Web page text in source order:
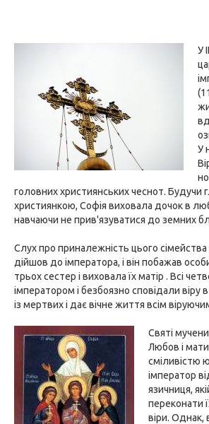
У
У
головних християнських чеснот. Будучи
християнкою, Софія виховала дочок в
навчаючи не прив'язуватися до земних
Слух про приналежність цього
дійшов до імператора, і він побажав
трьох сестер і виховала їх матір . Всі
імператором і безбоязно сповідали віру
із мертвих і дає вічне життя всім
Святі
Любов і
сміливістю
імператор
язичниця,
переконати
віри. Однак,